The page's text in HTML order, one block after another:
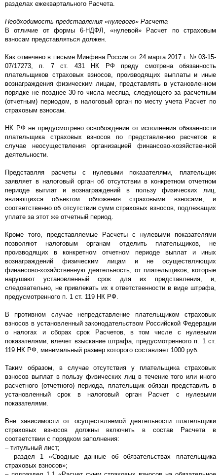
разделах ежеквартального Расчета.
Необходимость представления «нулевого» Расчета
В отличие от формы 6-НДФЛ, «нулевой» Расчет по страховым
взносам представляться должен.
Как отмечено в письме Минфина России от 24 марта 2017 г. № 03-15-
07/17273, п. 7 ст. 431 НК РФ преду смотрена обязанность
плательщиков страховых взносов, производящих выплаты и иные
вознаграждения физическим лицам, представлять в установленном
порядке не позднее 30-го числа месяца, следующего за расчетным
(отчетным) периодом, в налоговый орган по месту учета Расчет по
страховым взносам.
НК РФ не предусмотрено освобождение от исполнения обязанности
плательщика страховых взносов по представлению расчетов в
случае неосуществления организацией финансово-хозяйственной
деятельности.
Представляя расчеты с нулевыми показателями, плательщик
заявляет в налоговый орган об отсутствии в конкретном отчетном
периоде выплат и вознаграждений в пользу физических лиц,
являющихся объектом обложения страховыми взносами, и
соответственно об отсутствии сумм страховых взносов, подлежащих
уплате за этот же отчетный период.
Кроме того, представляемые Расчеты с нулевыми показателями
позволяют налоговым органам отделить плательщиков, не
производящих в конкретном отчетном периоде выплат и иных
вознаграждений физическим лицам и не осуществляющих
финансово-хозяйственную деятельность, от плательщиков, которые
нарушают установленный срок для их представления, и,
следовательно, не привлекать их к ответственности в виде штрафа,
предусмотренного п. 1 ст. 119 НК РФ.
В противном случае непредставление плательщиком страховых
взносов в установленный законодательством Российской Федерации
о налогах и сборах срок Расчетов, в том числе с нулевыми
показателями, влечет взыскание штрафа, предусмотренного п. 1 ст.
119 НК РФ, минимальный размер которого составляет 1000 руб.
Таким образом, в случае отсутствия у плательщика страховых
взносов выплат в пользу физических лиц в течение того или иного
расчетного (отчетного) периода, плательщик обязан представить в
установленный срок в налоговый орган Расчет с нулевыми
показателями.
Вне зависимости от осуществляемой деятельности плательщики
страховых взносов должны включить в состав Расчета в
соответствии с порядком заполнения:
– титульный лист;
– раздел 1 «Сводные данные об обязательствах плательщика
страховых взносов»;